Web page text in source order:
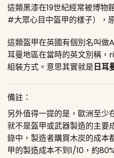
這類黑漆在19世紀經常被博物
#大眾心目中盔甲的樣子），
這類盔甲在英國有個別名叫
耳曼地區在當時的英文別稱
組裝方式。意思其實就是日耳
備註：
另外值得一提的是，歐洲至少
就不是盔甲或武器製造的主要
錄中，製造者購買木炭的成本
甲的製造成本不到1/10，約